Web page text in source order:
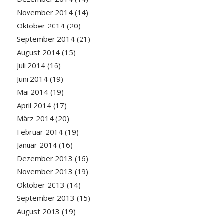
November 2014(14)
Oktober 2014(20)
September 2014(21)
August 2014(15)
Juli 2014(16)
Juni 2014(19)
Mai 2014(19)
April 2014(17)
März 2014(20)
Februar 2014(19)
Januar 2014(16)
Dezember 2013 (16)
November 2013 (19)
Oktober 2013 (14)
September 2013 (15)
August 2013 (19)